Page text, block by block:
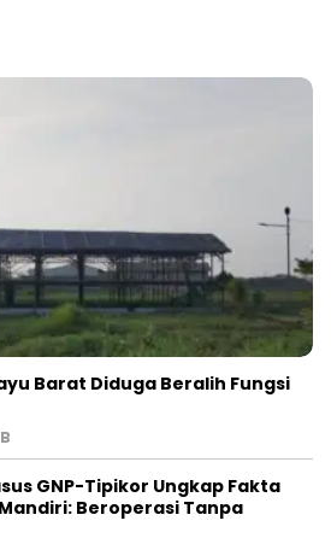
Barat Diduga Beralih Fungsi
GNP-Tipikor Ungkap Fakta
Beroperasi Tanpa